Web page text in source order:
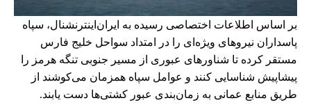
بر اساس اطلاعات اختصاصی رسیده به ایران‌اینترنشنال، سپاه
پاسداران نیروهای ویژه‌ای را در امتداد سواحل خلیج فارس
مستقر کرده تا شناورهای عبوری از مسیر جنوبی تنگه هرمز را
پیشاپیش شناسایی کنند و عوامل سپاه همزمان می‌کوشند از
طریق منابع عمانی به زمان‌بندی عبور کشتی‌ها دست یابند.